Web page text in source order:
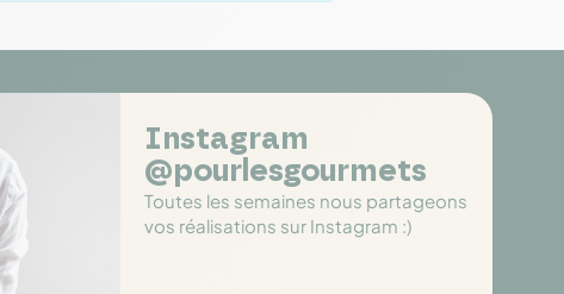
Instagram
@pourlesgourmets
Toutes les semaines nous partageons
vos réalisations sur Instagram :)